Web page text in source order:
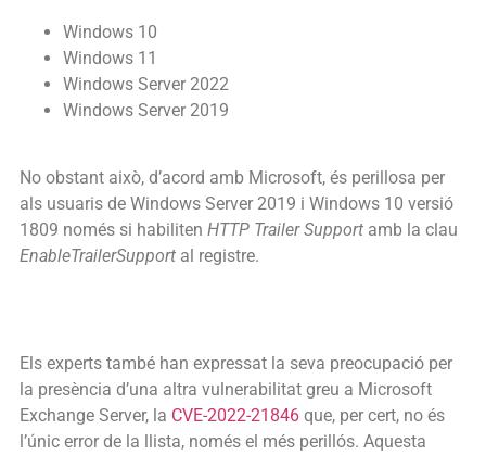
Windows 10
Windows 11
Windows Server 2022
Windows Server 2019
No obstant això, d’acord amb Microsoft, és perillosa per
als usuaris de Windows Server 2019 i Windows 10 versió
1809 només si habiliten HTTP Trailer Support amb la clau
EnableTrailerSupport al registre.
Els experts també han expressat la seva preocupació per
la presència d’una altra vulnerabilitat greu a Microsoft
Exchange Server, la CVE-2022-21846 que, per cert, no és
l’únic error de la llista, només el més perillós. Aquesta